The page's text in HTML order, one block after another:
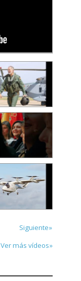
Siguiente»
Ver más vídeos»